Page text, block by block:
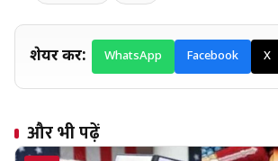
शेयर करें: WhatsApp Facebook X
और भी पढ़ें